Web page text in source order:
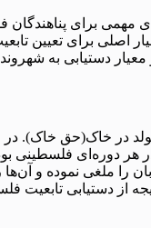
پناهندگان
برای تعیین
معیار دستیابی به
خاک(حق خاک). در
دوره‌‌ای فلسطینی
را ملغی نموده و
دستیابی تابعیت